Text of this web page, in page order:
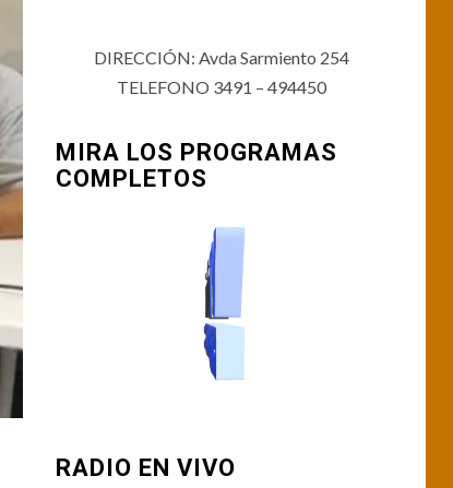
DIRECCIÓN: Avda Sarmiento 254
TELEFONO 3491 – 494450
MIRA LOS PROGRAMAS
COMPLETOS
RADIO EN VIVO